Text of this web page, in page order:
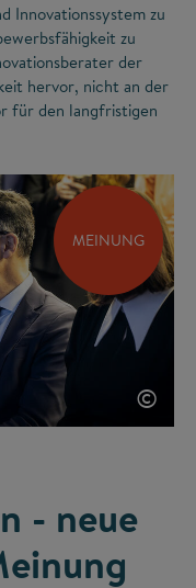
Innovationssystem zu
zu
der
hervor, nicht an der
für den langfristigen
MEINUNG
©
- neue